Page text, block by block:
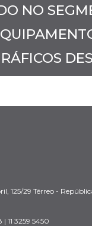
NO
125/29 Térreo -
| 11 3259 5450